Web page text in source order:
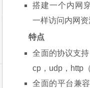
搭建一个内网
一样访问内网
特点
全面的协议支
cp，udp，http
全面的平台兼